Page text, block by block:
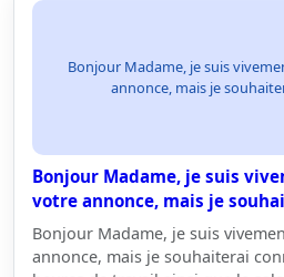
Bonjour Madame, je suis
annonce, mais je
Bonjour Madame, je suis
votre annonce, mais je
Bonjour Madame, je suis
annonce, mais je souhaiterai